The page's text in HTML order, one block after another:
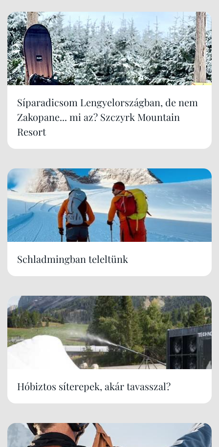
Síparadicsom Lengyelországban, de nem
Zakopane... mi az? Szczyrk Mountain
Resort
Schladmingban teleltünk
Hóbiztos síterepek, akár tavasszal?